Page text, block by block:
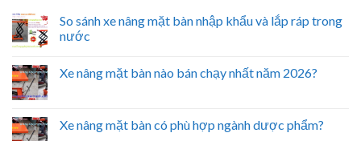
So sánh xe nâng mặt bàn nhập khẩu và lắp ráp trong
nước
Xe nâng mặt bàn nào bán chạy nhất năm 2026?
Xe nâng mặt bàn có phù hợp ngành dược phẩm?